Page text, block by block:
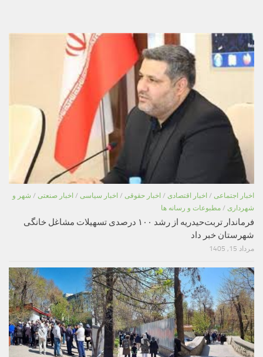
اخبار اجتماعی / اخبار اقتصادی / اخبار حقوقی / اخبار سیاسی / اخبار صنعتی / شهر و
شهرداری / مطبوعات و رسانه ها
فرماندار تربت‌حیدریه از رشد ۱۰۰ درصدی تسهیلات مشاغل خانگی
شهرستان خبر داد
مرداد 15, 1405